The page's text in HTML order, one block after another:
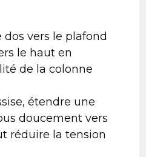
vers le plafond
le haut en
de la colonne
étendre une
doucement vers
réduire la tension